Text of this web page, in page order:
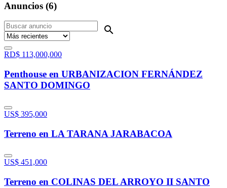
Anuncios (6)
search
RD$ 113,000,000
Penthouse en URBANIZACION FERNÁNDEZ
SANTO DOMINGO
US$ 395,000
Terreno en LA TARANA JARABACOA
US$ 451,000
Terreno en COLINAS DEL ARROYO II SANTO